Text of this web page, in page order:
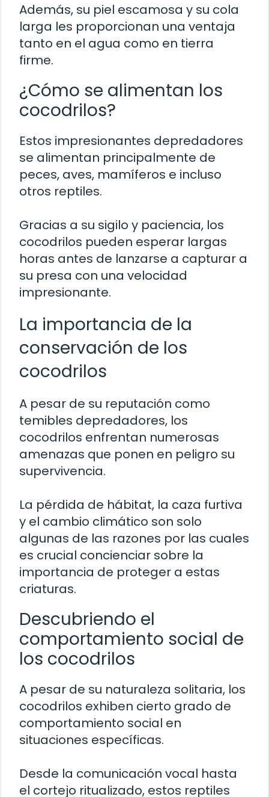
Además, su piel escamosa y su cola
larga les proporcionan una ventaja
tanto en el agua como en tierra
firme.
¿Cómo se alimentan los
cocodrilos?
Estos impresionantes depredadores
se alimentan principalmente de
peces, aves, mamíferos e incluso
otros reptiles.
Gracias a su sigilo y paciencia, los
cocodrilos pueden esperar largas
horas antes de lanzarse a capturar a
su presa con una velocidad
impresionante.
La importancia de la
conservación de los
cocodrilos
A pesar de su reputación como
temibles depredadores, los
cocodrilos enfrentan numerosas
amenazas que ponen en peligro su
supervivencia.
La pérdida de hábitat, la caza furtiva
y el cambio climático son solo
algunas de las razones por las cuales
es crucial concienciar sobre la
importancia de proteger a estas
criaturas.
Descubriendo el
comportamiento social de
los cocodrilos
A pesar de su naturaleza solitaria, los
cocodrilos exhiben cierto grado de
comportamiento social en
situaciones específicas.
Desde la comunicación vocal hasta
el cortejo ritualizado, estos reptiles